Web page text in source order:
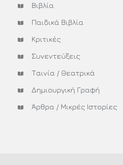
Βιβλία
Παιδικά Βιβλία
Κριτικές
Συνεντεύξεις
Ταινία / Θεατρικά
Δημιουργική Γραφή
Άρθρα / Μικρές Ιστορίες